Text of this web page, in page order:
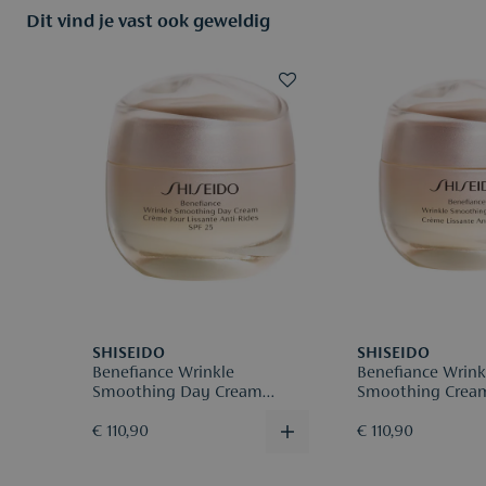
Dit vind je vast ook geweldig
SHISEIDO
Benefiance Wrinkle
Smoothing Day Cream
€ 110,90
SHISEIDO
Benefiance
Smoothing
€ 110,90